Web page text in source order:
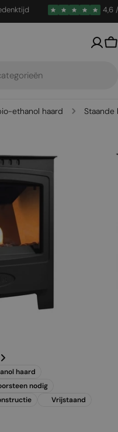
4,6 / 5
ethanol haard Staande
haard
nodig
Vrijstaand